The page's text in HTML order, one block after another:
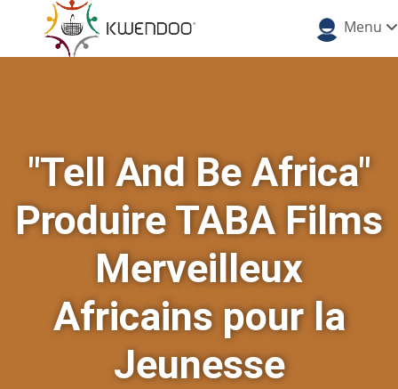
Menu
"Tell And Be Africa"
Produire TABA Films
Merveilleux
Africains pour la
Jeunesse